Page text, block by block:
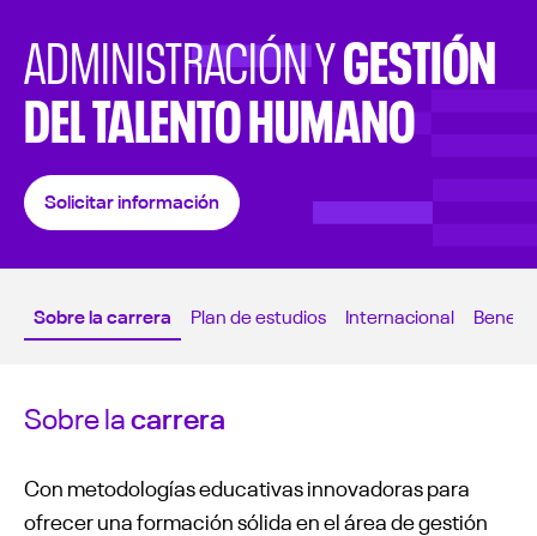
ADMINISTRACIÓN YGESTIÓN
DEL TALENTO HUMANO
Solicitar información
Sobre la carrera Plan de estudios Internacional
Sobre lacarrera
Con metodologías educativas innovadoras para
ofrecer una formación sólida en el área de gestión